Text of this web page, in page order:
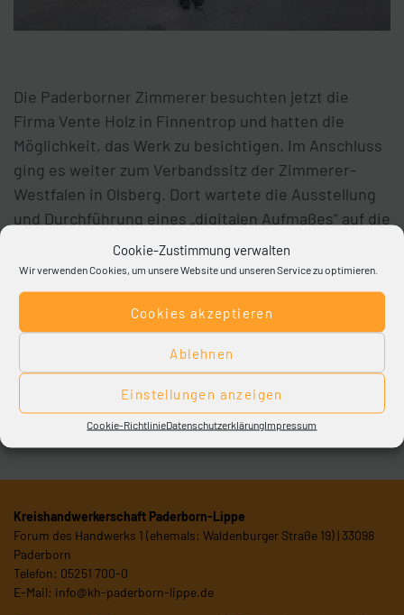
Cookie-Zustimmung verwalten
Wir verwenden Cookies, um unsere Website und unseren Service zu optimieren.
Cookies akzeptieren
Ablehnen
Einstellungen anzeigen
Cookie-RichtlinieDatenschutzerklärungImpressum
Die Paderborner Zimmerer besuchten jetzt die
Firma Vente Holz in Finnentrop und hatten die
Möglichkeit, das Werk zu besichtigen. Im Anschluss
ging es weiter zum Verbandssitz der Zimmerer-
Westfalen in Olsberg. Dort wartete die Ausstellung
und Durchführung eines „digitalen Aufmaßes“ auf die
Kreishandwerkerschaft Paderborn-Lippe
Forum des Handwerks 1 (ehemals: Waldenburger Straße 19) | 33098
Paderborn
Telefon: 05251 700-0
E-Mail: info@kh-paderborn-lippe.de